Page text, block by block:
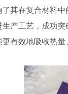
其在复合材料中
产工艺，成功
有效地吸收热